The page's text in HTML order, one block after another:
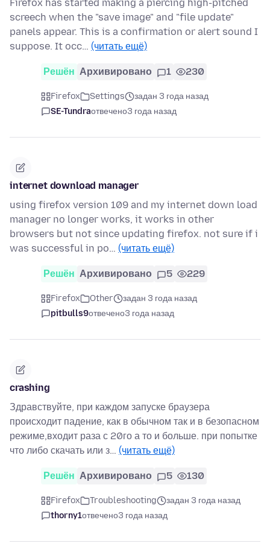
Firefox has started making a piercing high-pitched
screech when the "save image" and "file update"
panels appear. This is a confirmation or alert sound I
suppose. It occ… (читать ещё)
Решён Архивировано 1 230
Firefox Settings
задан 3 года назад
SE-Tundraотвечено3 года назад
internet download manager
using firefox version 109 and my internet down load
manager no longer works, it works in other
browsers but not since updating firefox. not sure if i
was successful in po… (читать ещё)
Решён Архивировано 5 229
Firefox Other
задан 3 года назад
pitbulls9отвечено3 года назад
crashing
Здравствуйте, при каждом запуске браузера
происходит падение, как в обычном так и в безопасном
режиме,входит раза с 20го а то и больше. при попытке
что либо скачать или з… (читать ещё)
Решён Архивировано 5 130
Firefox Troubleshooting
задан 3 года назад
thorny1отвечено3 года назад